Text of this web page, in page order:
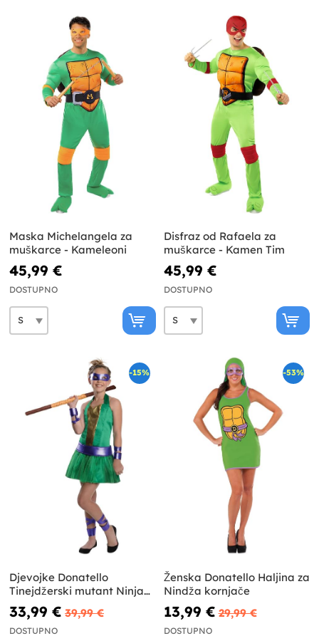
Maska Michelangela za
muškarce - Kameleoni
45,99 €
DOSTUPNO
Disfraz od Rafaela za
muškarce - Kamen Tim
45,99 €
DOSTUPNO
-15%
Djevojke Donatello
Tinejdžerski mutant Ninja
Turtles kostim
33,99 € 39,99 €
DOSTUPNO
-53%
Ženska Donatello Haljina za
Nindža kornjače
13,99 € 29,99 €
DOSTUPNO